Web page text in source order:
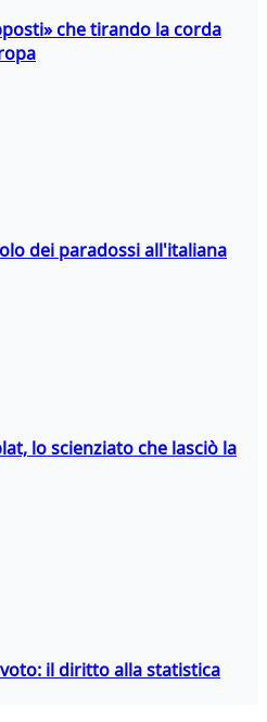
che tirando la corda
dei paradossi all'italiana
lo scienziato che lasciò la
il diritto alla statistica